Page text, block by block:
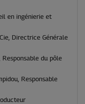
en ingénierie et
Directrice Générale
Responsable du pôle
Responsable